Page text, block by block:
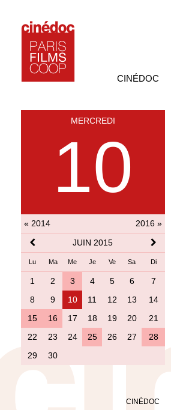
CINÉDOC
MERCREDI
10
« 2014
2016 »
JUIN 2015
Lu Ma Me Je Ve Sa Di
1 2 3 4 5 6
7
8
9 10 11 12 13
14
15
16 17 18 19 20
21
22
23 24 25 26 27
28
29
30
CINÉDOC